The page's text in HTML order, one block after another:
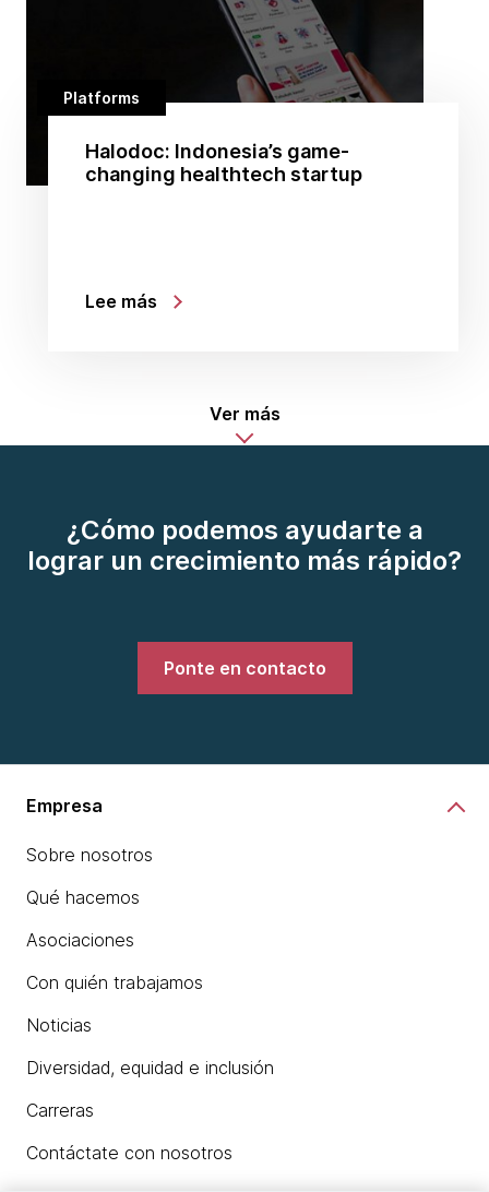
Platforms
Halodoc: Indonesia’s game-
changing healthtech startup
Lee más
Ver más
¿Cómo podemos ayudarte a
lograr un crecimiento más rápido?
Ponte en contacto
Empresa
Sobre nosotros
Qué hacemos
Asociaciones
Con quién trabajamos
Noticias
Diversidad, equidad e inclusión
Carreras
Contáctate con nosotros